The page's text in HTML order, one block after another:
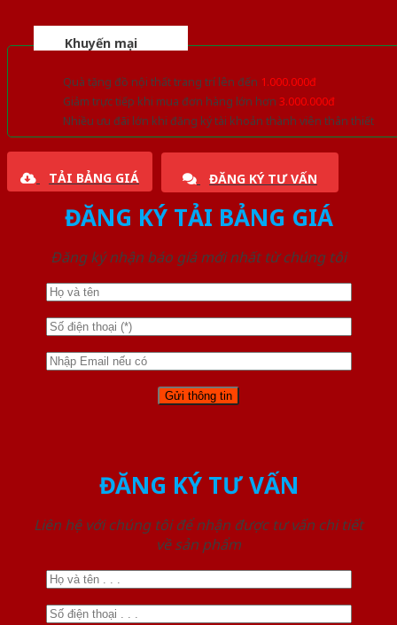
Khuyến mại
Quà tặng đồ nội thất trang trí lên đến 1.000.000đ
Giảm trực tiếp khi mua đơn hàng lớn hơn 3.000.000đ
Nhiều ưu đãi lớn khi đăng ký tài khoản thành viên thân thiết
TẢI BẢNG GIÁ ĐĂNG KÝ TƯ VẤN
ĐĂNG KÝ TẢI BẢNG GIÁ
Đăng ký nhận báo giá mới nhất từ chúng tôi
ĐĂNG KÝ TƯ VẤN
Liên hệ với chúng tôi để nhận được tư vấn chi tiết
về sản phẩm